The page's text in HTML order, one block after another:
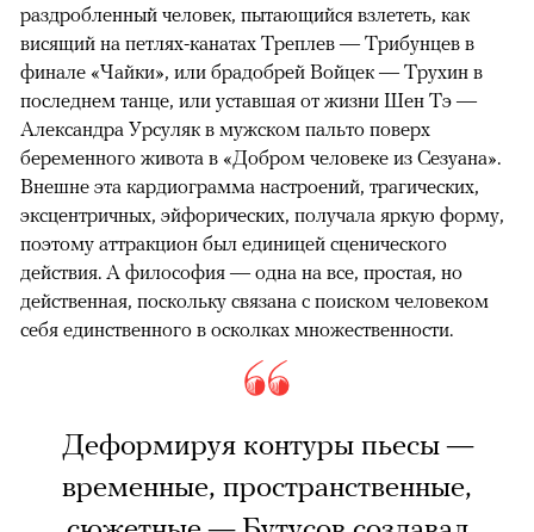
раздробленный человек, пытающийся взлететь, как
висящий на петлях-канатах Треплев — Трибунцев в
финале «Чайки», или брадобрей Войцек — Трухин в
последнем танце, или уставшая от жизни Шен Тэ —
Александра Урсуляк в мужском пальто поверх
беременного живота в «Добром человеке из Сезуана».
Внешне эта кардиограмма настроений, трагических,
эксцентричных, эйфорических, получала яркую форму,
поэтому аттракцион был единицей сценического
действия. А философия — одна на все, простая, но
действенная, поскольку связана с поиском человеком
себя единственного в осколках множественности.
Деформируя контуры пьесы —
временные, пространственные,